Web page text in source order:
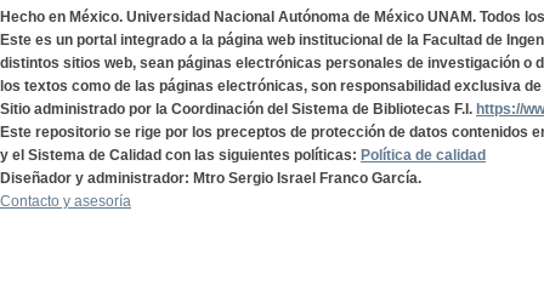
Hecho en México. Universidad Nacional Autónoma de México UNAM. Todos
Este es un portal integrado a la página web institucional de la Facultad de
distintos sitios web, sean páginas electrónicas personales de investigación o
los textos como de las páginas electrónicas, son responsabilidad exclusiva
Sitio administrado por la Coordinación del Sistema de Bibliotecas F.I. https://
Este repositorio se rige por los preceptos de protección de datos contenidos
y el Sistema de Calidad con las siguientes políticas: Política de calidad
Diseñador y administrador: Mtro Sergio Israel Franco García.
Contacto y asesoría